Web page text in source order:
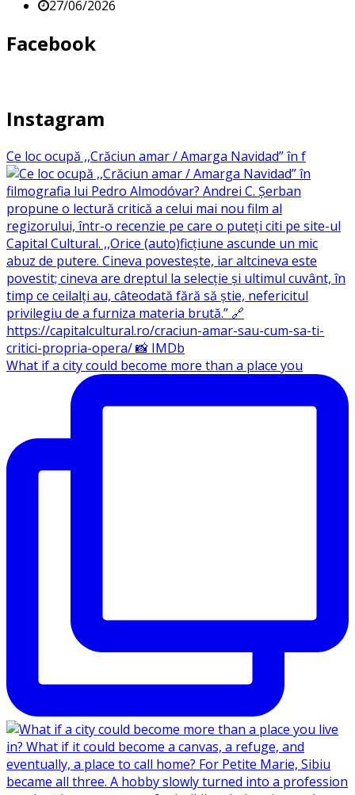
27/06/2026
Facebook
Instagram
Ce loc ocupă ,,Crăciun amar / Amarga Navidad” în f
What if a city could become more than a place you